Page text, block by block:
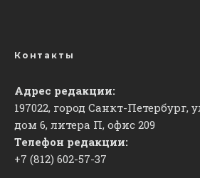
Контакты
Адрес редакции:
197022, город Санкт-
дом 6, литера П, офис 209
Телефон редакции:
+7 (812) 602-57-37